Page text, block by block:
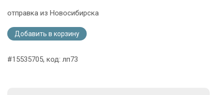
отправка из Новосибирска
Добавить в корзину
#15535705, код: лп73